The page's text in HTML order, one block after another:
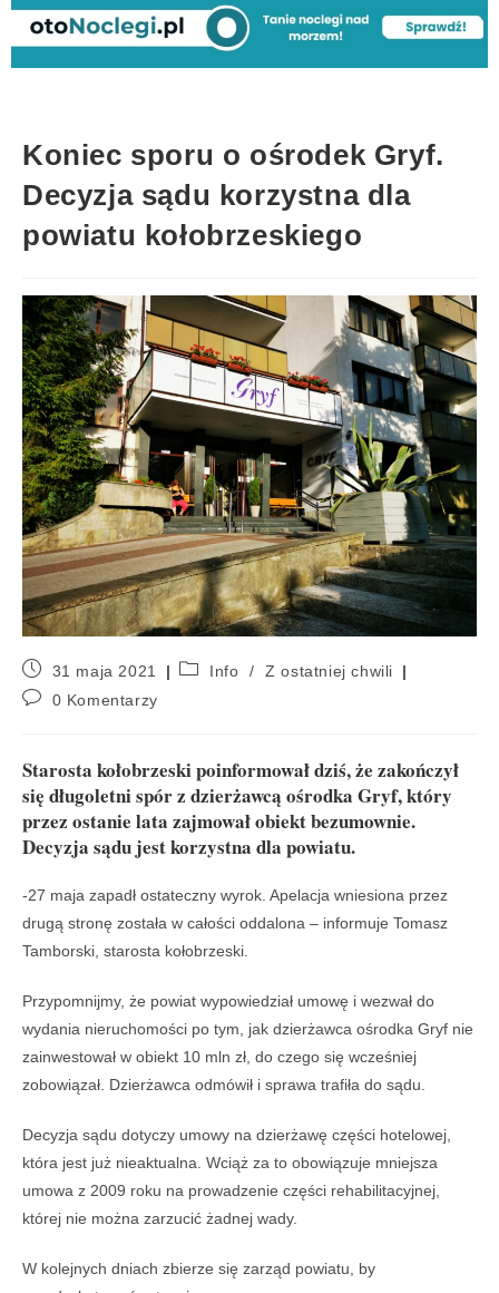
Koniec sporu o ośrodek Gryf.
Decyzja sądu korzystna dla
powiatu kołobrzeskiego
31 maja 2021 Info /
Z ostatniej chwili
0 Komentarzy
Starosta kołobrzeski poinformował dziś, że zakończył
się długoletni spór z dzierżawcą ośrodka Gryf, który
przez ostanie lata zajmował obiekt bezumownie.
Decyzja sądu jest korzystna dla powiatu.
-27 maja zapadł ostateczny wyrok. Apelacja wniesiona przez
drugą stronę została w całości oddalona – informuje Tomasz
Tamborski, starosta kołobrzeski.
Przypomnijmy, że powiat wypowiedział umowę i wezwał do
wydania nieruchomości po tym, jak dzierżawca ośrodka Gryf nie
zainwestował w obiekt 10 mln zł, do czego się wcześniej
zobowiązał. Dzierżawca odmówił i sprawa trafiła do sądu.
Decyzja sądu dotyczy umowy na dzierżawę części hotelowej,
która jest już nieaktualna. Wciąż za to obowiązuje mniejsza
umowa z 2009 roku na prowadzenie części rehabilitacyjnej,
której nie można zarzucić żadnej wady.
W kolejnych dniach zbierze się zarząd powiatu, by